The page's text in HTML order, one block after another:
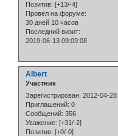
Позитив: [+13/-4]
Провел на форуме:
30 дней 10 часов
Последний визит:
2019-06-13 09:09:08
Albert
Участник
Зарегистрирован: 2012-04-28
Приглашений: 0
Сообщений: 356
Уважение: [+31/-2]
Позитив: [+0/-0]